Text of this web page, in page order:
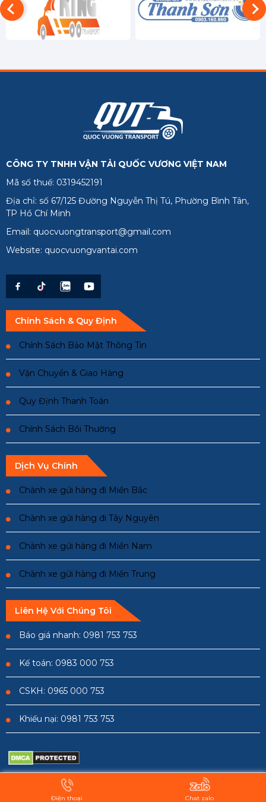
CÔNG TY TNHH VẬN TẢI QUỐC VƯƠNG VIỆT NAM
Mã số thuế: 0319452191
Địa chỉ: số 67/125 Đường Nguyễn Thị Tú, Phường Bình Tân,
TP Hồ Chí Minh
Email: quocvuongtransport@gmail.com
Website: quocvuongvantai.com
Chính Sách & Quy Định
Chính Sách Bảo Mật Thông Tin
Vận Chuyển & Giao Hàng
Quy Định Thanh Toán
Chính Sách Bồi Thường
Dịch Vụ Chính
Chành xe gửi hàng đi Miền Bắc
Chành xe gửi hàng đi Tây Nguyên
Chành xe gửi hàng đi Miền Nam
Chành xe gửi hàng đi Miền Trung
Liên Hệ Với Chúng Tôi
Báo giá nhanh: 0981 753 753
Kế toán: 0983 000 753
CSKH: 0965 000 753
Khiếu nại: 0981 753 753
Copyright © 2023 - Công Ty Vận Tải Quốc Vương. All rights
Điện thoại Chat zalo